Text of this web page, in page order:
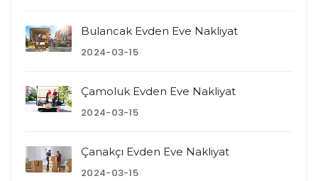
Bulancak Evden Eve Nakliyat
2024-03-15
Çamoluk Evden Eve Nakliyat
2024-03-15
Çanakçı Evden Eve Nakliyat
2024-03-15